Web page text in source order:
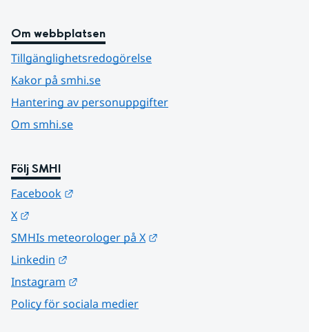
Om webbplatsen
Tillgänglighetsredogörelse
Kakor på smhi.se
Hantering av personuppgifter
Om smhi.se
Följ SMHI
Facebook
X
SMHIs meteorologer på X
Linkedin
Instagram
Policy för sociala medier